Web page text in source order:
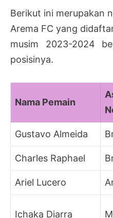
Berikut ini merupakan
Arema FC yang
musim 2023-2024
posisinya.
Nama Pemain
Gustavo Almeida
Charles Raphael
Ariel Lucero
Ichaka Diarra